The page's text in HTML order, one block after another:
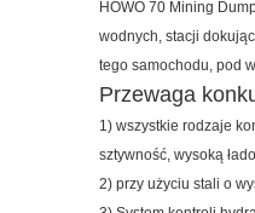
HOWO 70 Mining
wodnych, stacji
tego samochodu, pod
Przewaga
1) wszystkie rodzaje
sztywność, wysoką
2) przy użyciu stali o